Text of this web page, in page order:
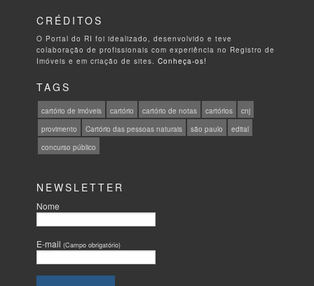
CRÉDITOS
O Portal do RI foi idealizado, desenvolvido e teve
colaboração de profissionais com experiência no Registro de
Imóveis e em criação de sites.Conheça-os!
TAGS
cartório de imóveis cartório cartório de notas cartórios
cnj
provimento
Cartório das pessoas naturais são paulo
edital
concurso público
NEWSLETTER
Nome
E-mail(Campo obrigatório)